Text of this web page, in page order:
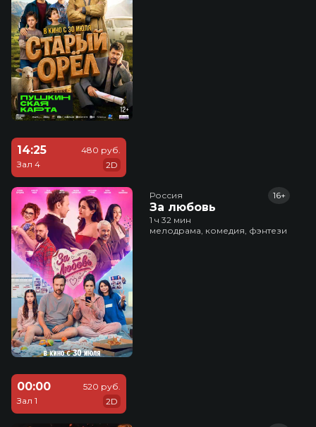
14:25
Зал 4
480 руб.
2D
Россия
За любовь
16+
1 ч 32 мин
мелодрама, комедия, фэнтези
00:00
Зал 1
520 руб.
2D